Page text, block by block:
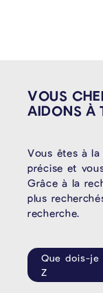
VOUS
AIDONS À
Vous êtes à la
précise et
Grâce à la
plus
recherche.
Que dois-
Z